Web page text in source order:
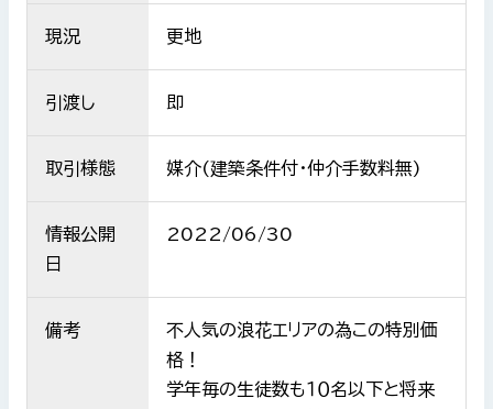
現況 更地
引渡し 即
取引様態 媒介(建築条件付・仲介手数料無)
情報公開
日
2022/06/30
備考
不人気の浪花エリアの為この特別価
格！
学年毎の生徒数も１０名以下と将来